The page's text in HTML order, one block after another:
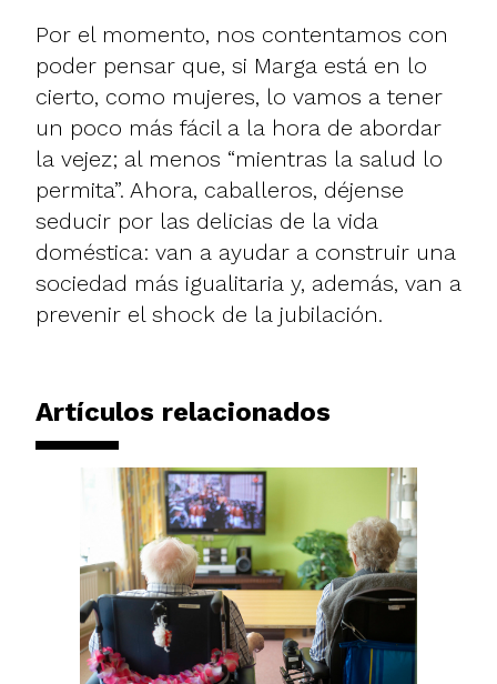
Por el momento, nos contentamos con
poder pensar que, si Marga está en lo
cierto, como mujeres, lo vamos a tener
un poco más fácil a la hora de abordar
la vejez; al menos “mientras la salud lo
permita”. Ahora, caballeros, déjense
seducir por las delicias de la vida
doméstica: van a ayudar a construir una
sociedad más igualitaria y, además, van a
prevenir el shock de la jubilación.
Artículos relacionados